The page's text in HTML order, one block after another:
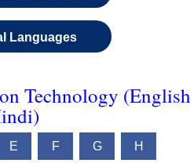
Languages
Technology
E F G H